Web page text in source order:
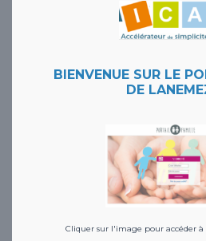
BIENVENUE SUR LE
DE
Cliquer sur l'image pour accéder